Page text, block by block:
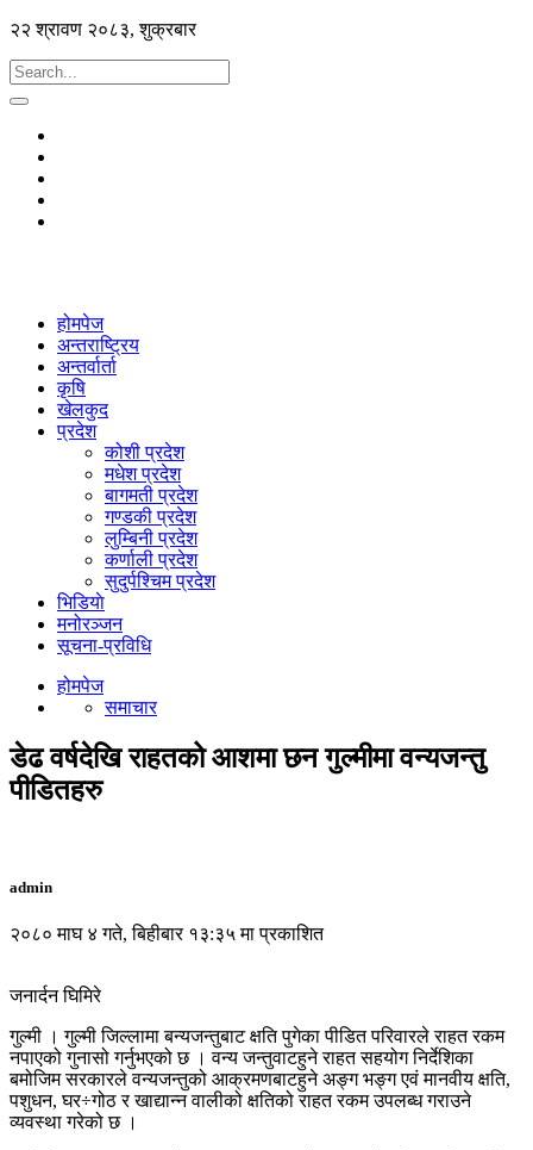
२२ श्रावण २०८३, शुक्रबार
होमपेज
अन्तराष्ट्रिय
अन्तर्वार्ता
कृषि
खेलकुद
प्रदेश
कोशी प्रदेश
मधेश प्रदेश
बागमती प्रदेश
गण्डकी प्रदेश
लुम्बिनी प्रदेश
कर्णाली प्रदेश
सुदुर्पश्चिम प्रदेश
भिडियाे
मनोरञ्जन
सूचना-प्रविधि
होमपेज
समाचार
डेढ वर्षदेखि राहतको आशमा छन गुल्मीमा वन्यजन्तु
पीडितहरु
admin
२०८० माघ ४ गते, बिहीबार १३:३५ मा प्रकाशित
जनार्दन घिमिरे
गुल्मी । गुल्मी जिल्लामा बन्यजन्तुबाट क्षति पुगेका पीडित परिवारले राहत रकम
नपाएको गुनासो गर्नुभएको छ । वन्य जन्तुवाटहुने राहत सहयोग निर्देशिका
बमोजिम सरकारले वन्यजन्तुको आक्रमणबाटहुने अङ्ग भङ्ग एवं मानवीय क्षति,
पशुधन, घर÷गोठ र खाद्यान्न वालीको क्षतिको राहत रकम उपलब्ध गराउने
व्यवस्था गरेको छ ।